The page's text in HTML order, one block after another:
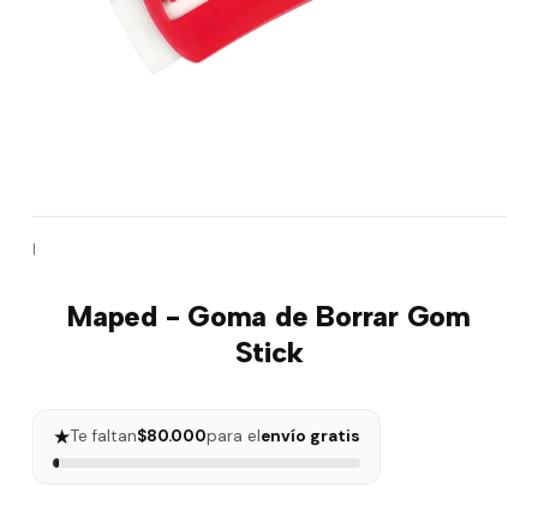
|
Maped - Goma de Borrar Gom
Stick
★Te faltan$80.000para elenvío gratis